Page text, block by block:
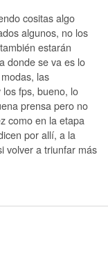
cositas algo
algunos, no los
estarán
donde se va es lo
las
fps, bueno, lo
prensa pero no
como en la etapa
por allí, a la
volver a triunfar más